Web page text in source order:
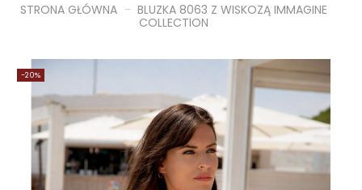
STRONA GŁÓWNA
BLUZKA 8063 Z WISKOZĄ IMMAGINE
COLLECTION
-20%